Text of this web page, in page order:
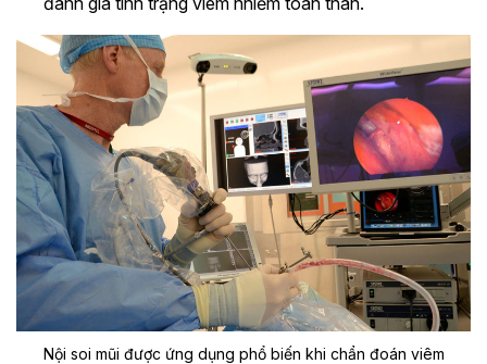
Nội soi mũi được ứng dụng phổ biến khi chẩn đoán viêm